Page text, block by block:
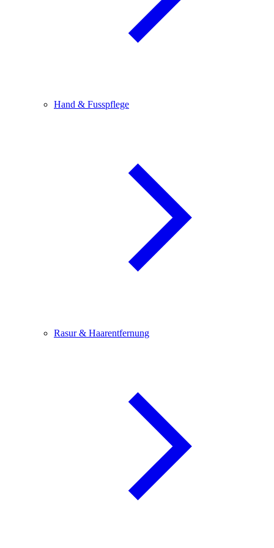
Hand & Fusspflege
Rasur & Haarentfernung